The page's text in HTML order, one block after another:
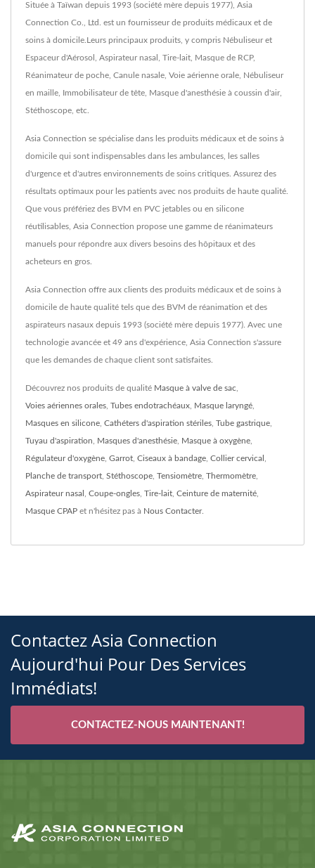
Située à Taïwan depuis 1993 (société mère depuis 1977), Asia
Connection Co., Ltd. est un fournisseur de produits médicaux et de
soins à domicile.Leurs principaux produits, y compris Nébuliseur et
Espaceur d'Aérosol, Aspirateur nasal, Tire-lait, Masque de RCP,
Réanimateur de poche, Canule nasale, Voie aérienne orale, Nébuliseur
en maille, Immobilisateur de tête, Masque d'anesthésie à coussin d'air,
Stéthoscope, etc.
Asia Connection se spécialise dans les produits médicaux et de soins à
domicile qui sont indispensables dans les ambulances, les salles
d'urgence et d'autres environnements de soins critiques. Assurez des
résultats optimaux pour les patients avec nos produits de haute qualité.
Que vous préfériez des BVM en PVC jetables ou en silicone
réutilisables, Asia Connection propose une gamme de réanimateurs
manuels pour répondre aux divers besoins des hôpitaux et des
acheteurs en gros.
Asia Connection offre aux clients des produits médicaux et de soins à
domicile de haute qualité tels que des BVM de réanimation et des
aspirateurs nasaux depuis 1993 (société mère depuis 1977). Avec une
technologie avancée et 49 ans d'expérience, Asia Connection s'assure
que les demandes de chaque client sont satisfaites.
Découvrez nos produits de qualité Masque à valve de sac,
Voies aériennes orales, Tubes endotrachéaux, Masque laryngé,
Masques en silicone, Cathéters d'aspiration stériles, Tube gastrique,
Tuyau d'aspiration, Masques d'anesthésie, Masque à oxygène,
Régulateur d'oxygène, Garrot, Ciseaux à bandage, Collier cervical ,
Planche de transport, Stéthoscope, Tensiomètre, Thermomètre,
Aspirateur nasal , Coupe-ongles, Tire-lait, Ceinture de maternité,
Masque CPAP et n'hésitez pas à Nous Contacter.
Contactez Asia Connection
Aujourd'hui Pour Des Services
Immédiats!
CONTACTEZ-NOUS MAINTENANT!